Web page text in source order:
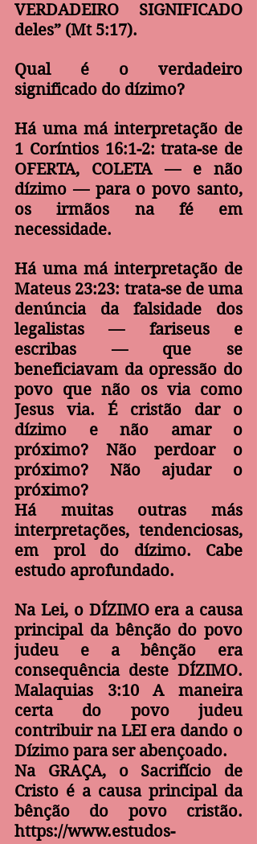
VERDADEIRO SIGNIFICADO
deles” (Mt 5:17).
Qual é o verdadeiro
significado do dízimo?
Há uma má interpretação de
1 Coríntios 16:1-2: trata-se de
OFERTA, COLETA — e não
dízimo — para o povo santo,
os irmãos na fé em
necessidade.
Há uma má interpretação de
Mateus 23:23: trata-se de uma
denúncia da falsidade dos
legalistas — fariseus e
escribas — que se
beneficiavam da opressão do
povo que não os via como
Jesus via. É cristão dar o
dízimo e não amar o
próximo? Não perdoar o
próximo? Não ajudar o
próximo?
Há muitas outras más
interpretações, tendenciosas,
em prol do dízimo. Cabe
estudo aprofundado.
Na Lei, o DÍZIMO era a causa
principal da bênção do povo
judeu e a bênção era
consequência deste DÍZIMO.
Malaquias 3:10 A maneira
certa do povo judeu
contribuir na LEI era dando o
Dízimo para ser abençoado.
Na GRAÇA, o Sacrifício de
Cristo é a causa principal da
https://www.estudos-